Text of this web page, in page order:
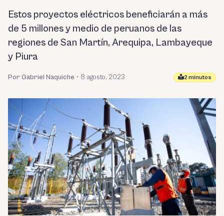
Estos proyectos eléctricos beneficiarán a más
de 5 millones y medio de peruanos de las
regiones de San Martín, Arequipa, Lambayeque
y Piura
Por Gabriel Naquiche • 8 agosto, 2023 2 minutos